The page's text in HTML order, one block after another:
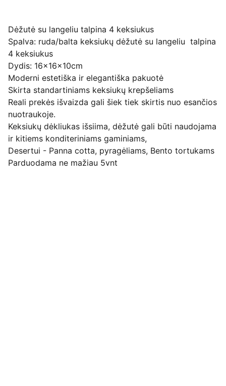
Dėžutė su langeliu talpina 4 keksiukus
Spalva: ruda/balta keksiukų dėžutė su langeliu talpina
4 keksiukus
Dydis: 16x16x10cm
Moderni estetiška ir elegantiška pakuotė
Skirta standartiniams keksiukų krepšeliams
Reali prekės išvaizda gali šiek tiek skirtis nuo esančios
nuotraukoje.
Keksiukų dėkliukas išsiima, dėžutė gali būti naudojama
ir kitiems konditeriniams gaminiams,
Desertui - Panna cotta, pyragėliams, Bento tortukams
Parduodama ne mažiau 5vnt